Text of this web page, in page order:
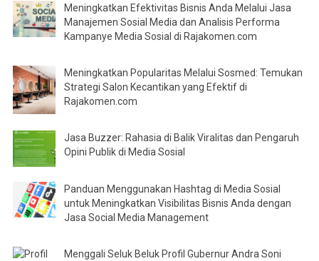
Meningkatkan Efektivitas Bisnis Anda Melalui Jasa
Manajemen Sosial Media dan Analisis Performa
Kampanye Media Sosial di Rajakomen.com
Meningkatkan Popularitas Melalui Sosmed: Temukan
Strategi Salon Kecantikan yang Efektif di
Rajakomen.com
Jasa Buzzer: Rahasia di Balik Viralitas dan Pengaruh
Opini Publik di Media Sosial
Panduan Menggunakan Hashtag di Media Sosial
untuk Meningkatkan Visibilitas Bisnis Anda dengan
Jasa Social Media Management
Menggali Seluk Beluk Profil Gubernur Andra Soni